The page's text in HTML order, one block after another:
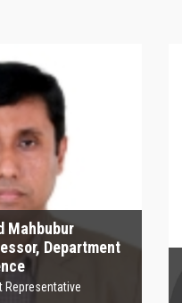
Department
,
science
Representative